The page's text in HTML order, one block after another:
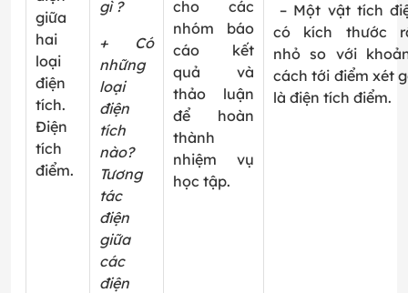
giữa
hai
loại
điện
tích.
Điện
tích
điểm.
gì ?
+ Có
những
loại
điện
tích
nào?
Tương
tác
điện
giữa
các
điện
cho các
nhóm báo
cáo kết
quả và
thảo luận
để hoàn
thành
nhiệm vụ
học tập.
– Một vật tích
có kích thước
nhỏ so với
cách tới điểm xét
là điện tích điểm.